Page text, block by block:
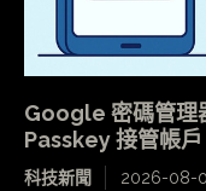
Google 密碼管
Passkey 接管帳戶
科技新聞 2026-08-